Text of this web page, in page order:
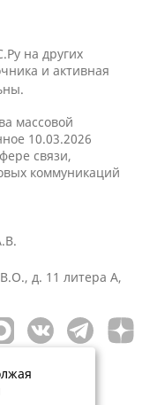
на других
и активная
массовой
10.03.2026
связи,
коммуникаций
д. 11 литера А,